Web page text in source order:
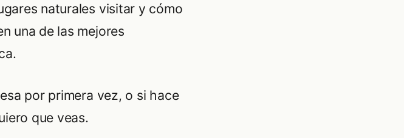
naturales visitar y cómo
una de las mejores
por primera vez, o si hace
que veas.